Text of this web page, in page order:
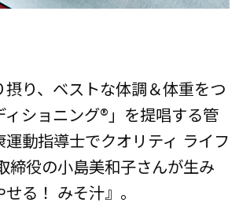
り、ベストな体調＆体重をつ
ィショニング®︎」を提唱する管
動指導士でクオリティ ライフ
締役の小島美和子さんが生み
る！ みそ汁』。